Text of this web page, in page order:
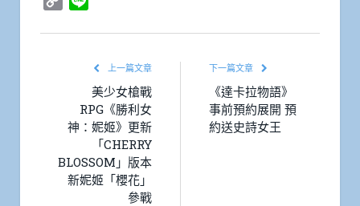
上一篇文章
美少女槍戰
RPG《勝利女
神：妮姬》更新
「CHERRY
BLOSSOM」版本
新妮姬「櫻花」
參戰
下一篇文章
《達卡拉物語》
事前預約展開 預
約送史詩女王